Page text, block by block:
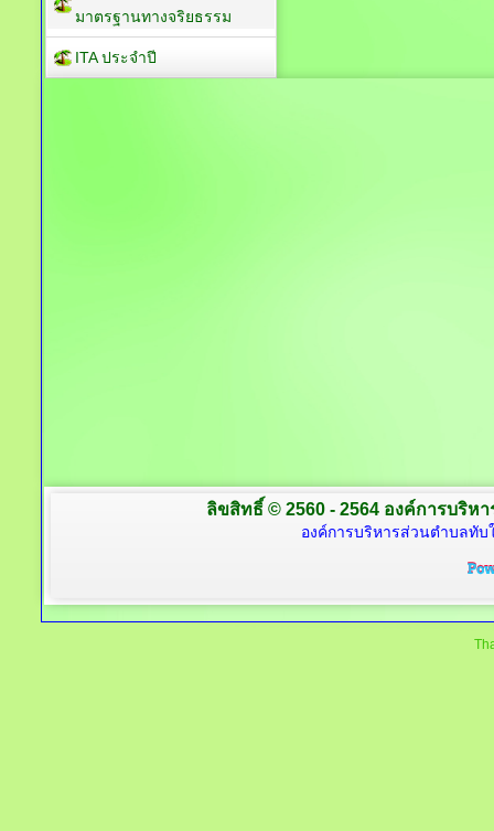
มาตรฐานทางจริยธรรม
ITA ประจำปี
ลิขสิทธิ์ © 2560 - 2564 องค์การบริห
องค์การบริหารส่วนตำบลทับ